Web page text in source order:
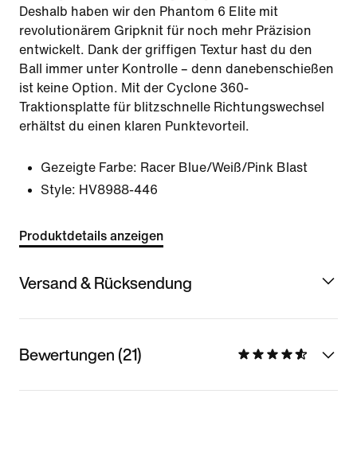
Deshalb haben wir den Phantom 6 Elite mit
revolutionärem Gripknit für noch mehr Präzision
entwickelt. Dank der griffigen Textur hast du den
Ball immer unter Kontrolle – denn danebenschießen
ist keine Option. Mit der Cyclone 360-
Traktionsplatte für blitzschnelle Richtungswechsel
erhältst du einen klaren Punktevorteil.
Gezeigte Farbe: Racer Blue/Weiß/Pink Blast
Style: HV8988-446
Produktdetails anzeigen
Versand & Rücksendung
Bewertungen (21)